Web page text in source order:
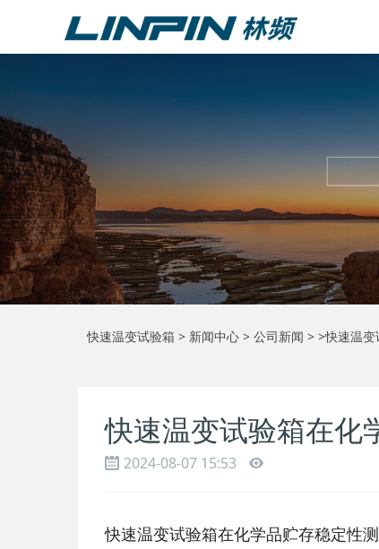
快速温变试验箱 > 新闻中心 > 公司新闻 > >快速温
快速温变试验箱在化
2024-08-07 15:53
快速温变试验箱在化学品贮存稳定性